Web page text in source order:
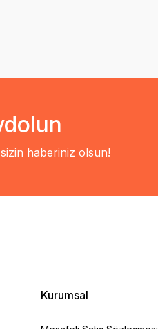
haberiniz olsun!
Kurumsal